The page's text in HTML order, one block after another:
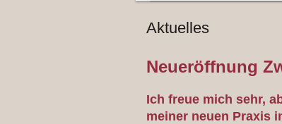
Aktuelles
Neueröffnung
Ich freue mich sehr,
meiner neuen Praxis